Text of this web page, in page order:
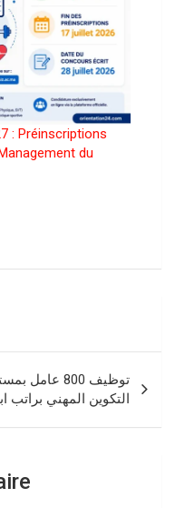
: Préinscriptions
du
توظيف 800
التكوين المهني براتب ابتداء